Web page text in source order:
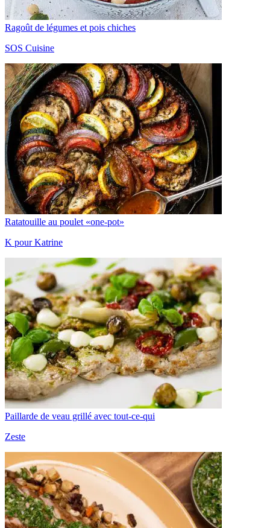
Ragoût de légumes et pois chiches
SOS Cuisine
Ratatouille au poulet «one-pot»
K pour Katrine
Paillarde de veau grillé avec tout-ce-qui
Zeste